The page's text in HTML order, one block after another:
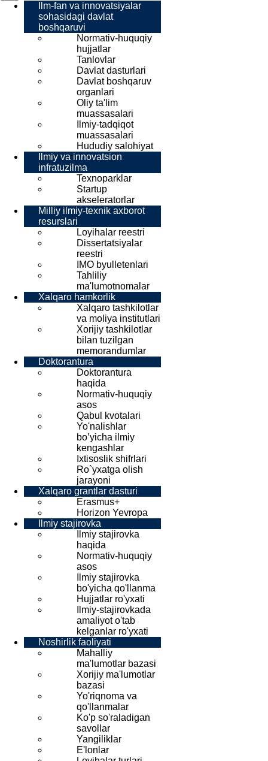
Ilm-fan va innovatsiyalar
sohasidagi davlat
boshqaruvi
Normativ-huquqiy
hujjatlar
Tanlovlar
Davlat dasturlari
Davlat boshqaruv
organlari
Oliy ta'lim
muassasalari
Ilmiy-tadqiqot
muassasalari
Hududiy salohiyat
Ilmiy va innovatsion
infratuzilma
Texnoparklar
Startup
akseleratorlar
Milliy ilmiy-texnik axborot
resurslari
Loyihalar reestri
Dissertatsiyalar
reestri
IMO byulletenlari
Tahliliy
ma'lumotnomalar
Xalqaro hamkorlik
Xalqaro tashkilotlar
va moliya institutlari
Xorijiy tashkilotlar
bilan tuzilgan
memorandumlar
Doktorantura
Doktorantura
haqida
Normativ-huquqiy
asos
Qabul kvotalari
Yo'nalishlar
bo’yicha ilmiy
kengashlar
Ixtisoslik shifrlari
Ro`yxatga olish
jarayoni
Xalqaro grantlar dasturi
Erasmus+
Horizon Yevropa
Ilmiy stajirovka
Ilmiy stajirovka
haqida
Normativ-huquqiy
asos
Ilmiy stajirovka
bo'yicha qo'llanma
Hujjatlar ro'yxati
Ilmiy-stajirovkada
amaliyot o'tab
kelganlar ro'yxati
Noshirlik faoliyati
Mahalliy
ma'lumotlar bazasi
Xorijiy ma'lumotlar
bazasi
Yo'riqnoma va
qo'llanmalar
Ko'p so'raladigan
savollar
Yangiliklar
E'lonlar